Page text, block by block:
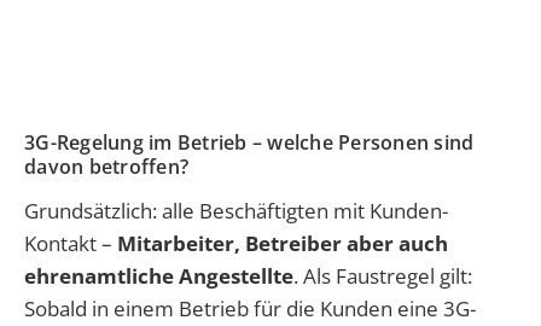
3G-Regelung im Betrieb – welche Personen sind
davon betroffen?
Grundsätzlich: alle Beschäftigten mit Kunden-
Kontakt – Mitarbeiter, Betreiber aber auch
ehrenamtliche Angestellte. Als Faustregel gilt:
Sobald in einem Betrieb für die Kunden eine 3G-